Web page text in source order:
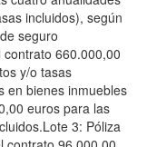
incluidos), según
seguro
660.000,00
y/o tasas
en bienes inmuebles
euros para las
3: Póliza